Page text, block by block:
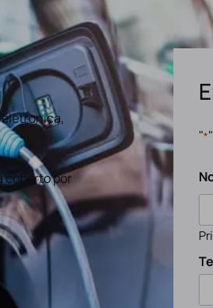
eletronica,
coberto por
"*